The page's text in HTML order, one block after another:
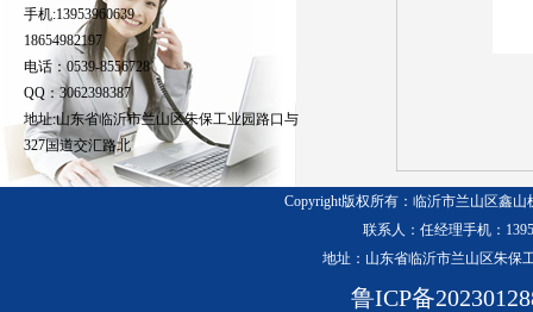
手机:13953960639
18654982197
电话：0539-8556728
QQ：3062398387
地址:山东省临沂市兰山区朱保工业园路口与
327国道交汇路北
Copyright版权所有：临沂市兰山区鑫山
联系人：任经理手机：
地址：山东省临沂市兰山区朱保
鲁ICP备